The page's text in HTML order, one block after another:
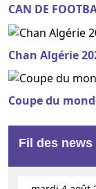
CAN DE
Chan Algérie
Coupe du
Fil des news